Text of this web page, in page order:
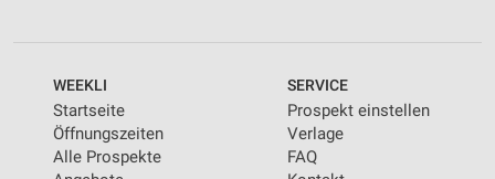
WEEKLI
Startseite
Öffnungszeiten
Alle Prospekte
SERVICE
Prospekt einstellen
Verlage
FAQ